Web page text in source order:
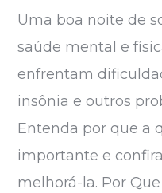
Uma boa noite de
saúde mental e
enfrentam
insônia e outros
Entenda por que a
importante e
melhorá-la. Por